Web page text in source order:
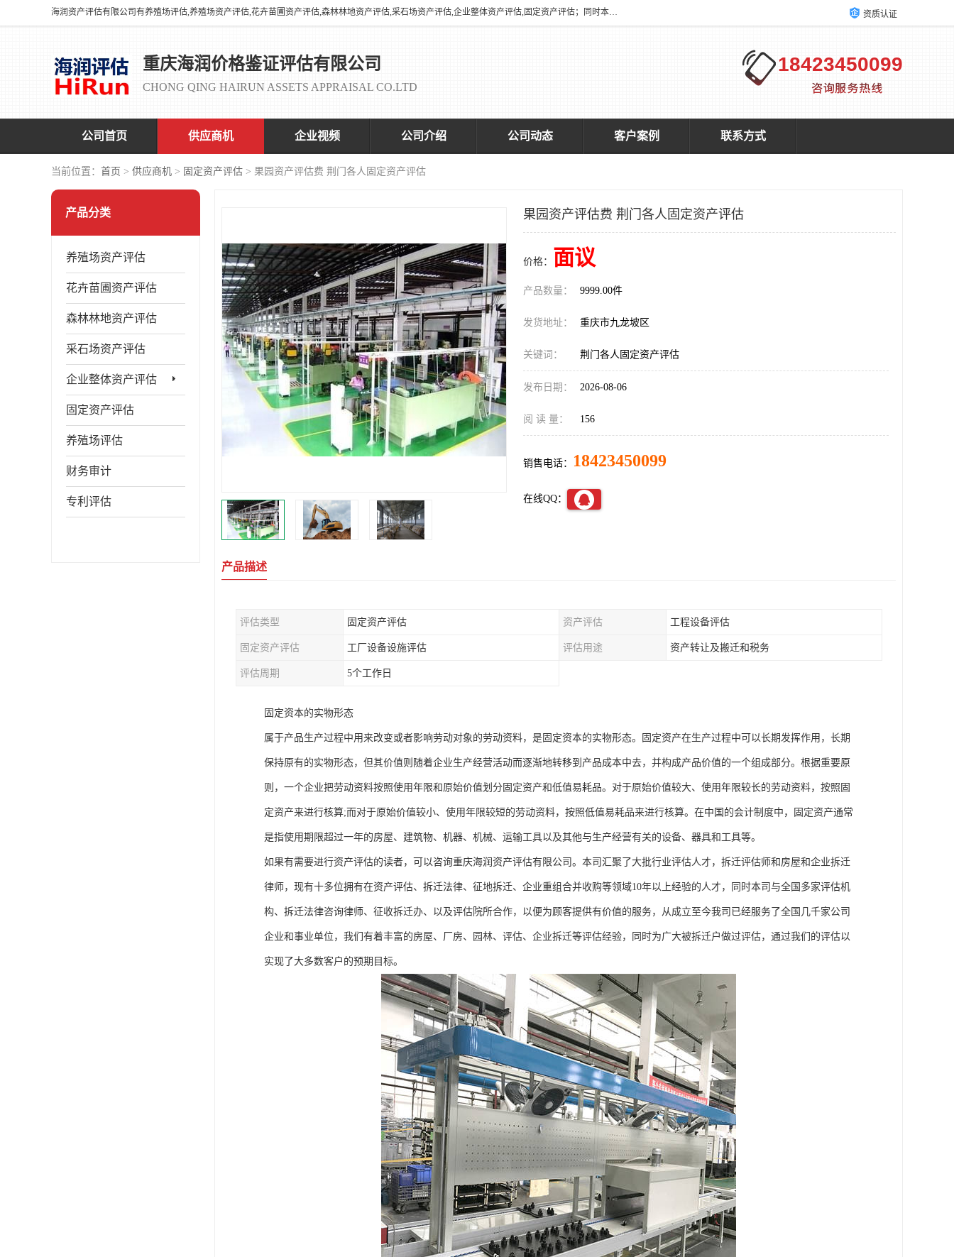
海润资产评估有限公司有养殖场评估,养殖场资产评估,花卉苗圃资产评估,森林林地资产评估,采石场资产评估,企业整体资产评估,固定资产评估；同时本司与全国多家着名评估机构、拆迁法律咨询律师、征收拆迁办、以及评估院校合作，以便为顾客提供有价值的服务。 资质认证
重庆海润价格鉴证评估有限公司
CHONG QING HAIRUN ASSETS APPRAISAL CO.LTD
18423450099
公司首页 供应商机 企业视频 公司介绍 公司动态 客户案例 联系方式
当前位置： 首页 > 供应商机 > 固定资产评估 > 果园资产评估费 荆门各人固定资产评估
产品分类
养殖场资产评估
花卉苗圃资产评估
森林林地资产评估
采石场资产评估
企业整体资产评估
固定资产评估
养殖场评估
财务审计
专利评估
果园资产评估费 荆门各人固定资产评估
价格： 面议
产品数量： 9999.00件
发货地址： 重庆市九龙坡区
关键词： 荆门各人固定资产评估
发布日期： 2026-08-06
阅 读 量： 156
销售电话： 18423450099
在线QQ：
产品描述
评估类型 固定资产评估 资产评估 工程设备评估
固定资产评估 工厂设备设施评估 评估用途 资产转让及搬迁和税务
评估周期 5个工作日
固定资本的实物形态
属于产品生产过程中用来改变或者影响劳动对象的劳动资料，是固定资本的实物形态。固定资产在生产过程中可以长期发挥作用，长期
保持原有的实物形态，但其价值则随着企业生产经营活动而逐渐地转移到产品成本中去，并构成产品价值的一个组成部分。根据重要原
则，一个企业把劳动资料按照使用年限和原始价值划分固定资产和低值易耗品。对于原始价值较大、使用年限较长的劳动资料，按照固
定资产来进行核算;而对于原始价值较小、使用年限较短的劳动资料，按照低值易耗品来进行核算。在中国的会计制度中，固定资产通常
是指使用期限超过一年的房屋、建筑物、机器、机械、运输工具以及其他与生产经营有关的设备、器具和工具等。
如果有需要进行资产评估的读者，可以咨询重庆海润资产评估有限公司。本司汇聚了大批行业评估人才，拆迁评估师和房屋和企业拆迁
律师，现有十多位拥有在资产评估、拆迁法律、征地拆迁、企业重组合并收购等领域10年以上经验的人才，同时本司与全国多家评估机
构、拆迁法律咨询律师、征收拆迁办、以及评估院所合作，以便为顾客提供有价值的服务，从成立至今我司已经服务了全国几千家公司
企业和事业单位，我们有着丰富的房屋、厂房、园林、评估、企业拆迁等评估经验，同时为广大被拆迁户做过评估，通过我们的评估以
实现了大多数客户的预期目标。